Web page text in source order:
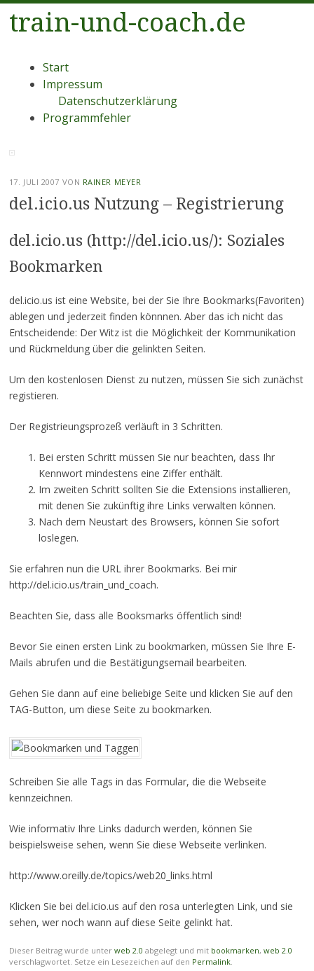
train-und-coach.de
Menü
Zum
Inhalt
Start
Impressum
Datenschutzerklärung
Programmfehler
17. JULI 2007 VON RAINER MEYER
del.icio.us Nutzung – Registrierung
del.icio.us (http://del.icio.us/): Soziales
Bookmarken
del.icio.us ist eine Website, bei der Sie Ihre Bookmarks(Favoriten)
ablegen und jederzeit finden könnnen. Aber das ich nicht das
Entscheidende: Der Witz ist die Möglichkeit der Kommunikation
und Rückmeldung über die gelinkten Seiten.
Um den kostenlosen Dienst zu nutzen, müssen Sie sich zunächst
registieren.
Der Registrieungsprozeß verläuft in 3 Schritten.
Bei ersten Schritt müssen Sie nur beachten, dass Ihr
Kennwort mindestens eine Ziffer enthält.
Im zweiten Schritt sollten Sie die Extensions installieren,
mit denen Sie zukünftig ihre Links verwalten können.
Nach dem Neustart des Browsers, können Sie sofort
loslegen.
Sie erfahren nun die URL ihrer Bookmarks. Bei mir
http://del.icio.us/train_und_coach.
Beachten Sie, dass alle Booksmarks öffentlich sind!
Bevor Sie einen ersten Link zu bookmarken, müssen Sie Ihre E-
Mails abrufen und die Bestätigungsemail bearbeiten.
Gehen Sie dann auf eine beliebige Seite und klicken Sie auf den
TAG-Button, um diese Seite zu bookmarken.
Schreiben Sie alle Tags in das Formular, die die Webseite
kennzeichnen.
Wie informativ Ihre Links dadurch werden, können Sie
beispielsweise sehen, wenn Sie diese Webseite verlinken.
http://www.oreilly.de/topics/web20_links.html
Klicken Sie bei del.icio.us auf den rosa unterlegten Link, und sie
sehen, wer noch wann auf diese Seite gelinkt hat.
Dieser Beitrag wurde unter web 2.0 abgelegt und mit bookmarken, web 2.0
verschlagwortet. Setze ein Lesezeichen auf den Permalink.